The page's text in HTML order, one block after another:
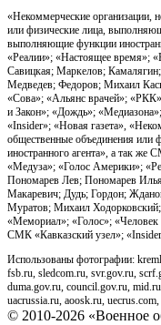
«Некоммерческие организации,
или физические лица,
выполняющие функции
«Реалии»; «Настоящее время»;
Савицкая; Маркелов;
Медведев; Федоров; Михаил
«Сова»; «Альянс врачей»;
и Закон»; «Дождь»;
«Insider»; «Новая газета»,
общественные объединения
иностранного агента», а так
«Медуза»; «Голос Америки»;
Пономарев Лев; Пономарев
Макаревич; Дудь; Гордон;
Муратов; Михаил
«Мемориал»; «Голос»;
СМК «Кавказский узел»;
Использованы фотографии:
fsb.ru, sledcom.ru, svr.gov.ru,
duma.gov.ru, council.gov.ru,
uacrussia.ru, aoosk.ru,
© 2010-2026 «Военное